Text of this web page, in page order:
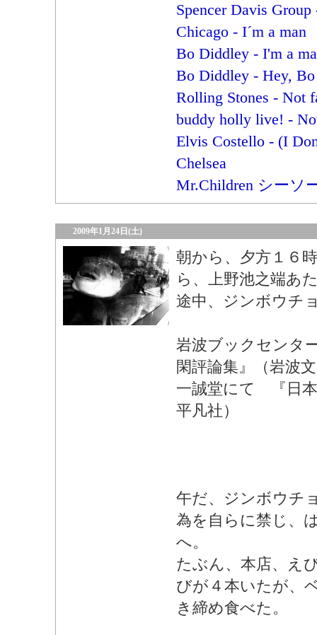
Spencer Davis
Chicago - I´m a man
Bo Diddley - I'm a
Bo Diddley - Hey,
Rolling Stones - Not
buddy holly live! -
Elvis Costello - (I
Chelsea
Mr.Children シーソ
2009年1月24日(土)
朝から、夕方１６
ら、上野池之端あ
途中、ジンボウチ
岩波ブックセンタ
閑評論集』（岩波
一誠堂にて 『日
平凡社）
午だ、ジンボウチ
為を自らに禁じ、
へ。
たぶん、本店、え
びが４本いたが、
き締め食べた。